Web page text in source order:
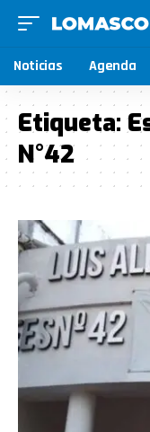
Noticias Agenda
Etiqueta:
N°42